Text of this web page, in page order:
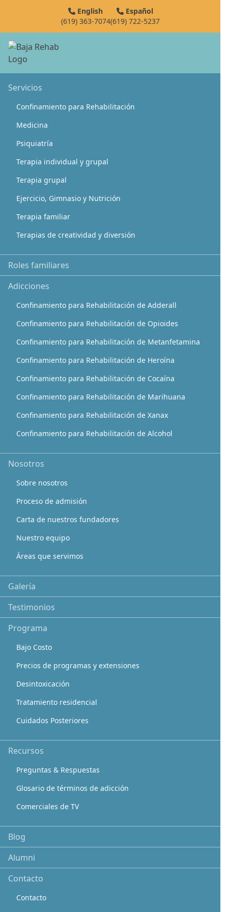
English
(619) 363-7074
Español
(619) 722-5237
Servicios
Confinamiento para Rehabilitación
Medicina
Psiquiatría
Terapia individual y grupal
Terapia grupal
Ejercicio, Gimnasio y Nutrición
Terapia familiar
Terapias de creatividad y diversión
Roles familiares
Adicciones
Confinamiento para Rehabilitación de Adderall
Confinamiento para Rehabilitación de Opioides
Confinamiento para Rehabilitación de Metanfetamina
Confinamiento para Rehabilitación de Heroína
Confinamiento para Rehabilitación de Cocaína
Confinamiento para Rehabilitación de Marihuana
Confinamiento para Rehabilitación de Xanax
Confinamiento para Rehabilitación de Alcohol
Nosotros
Sobre nosotros
Proceso de admisión
Carta de nuestros fundadores
Nuestro equipo
Áreas que servimos
Galería
Testimonios
Programa
Bajo Costo
Precios de programas y extensiones
Desintoxicación
Tratamiento residencial
Cuidados Posteriores
Recursos
Preguntas & Respuestas
Glosario de términos de adicción
Comerciales de TV
Blog
Alumni
Contacto
Contacto
https://bajarehab.com.mx/contacto/